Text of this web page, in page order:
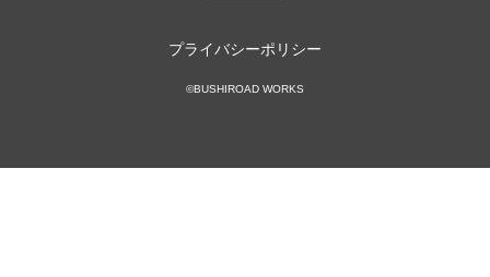
プライバシーポリシー
©BUSHIROAD WORKS